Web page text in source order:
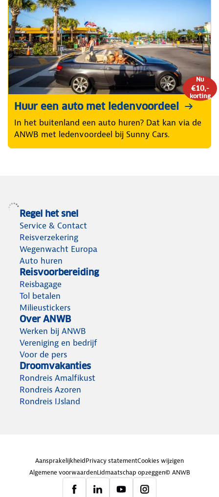
Nu
€10,-
korting
Huur een auto met ledenvoordeel
In het buitenland een auto huren? Dat kan via de
ANWB met ledenvoordeel bij Sunny Cars.
Regel het snel
Service & Contact
Reisverzekering
Wegenwacht Europa
Auto huren
Reisvoorbereiding
Reisbagage
Tol betalen
Milieustickers
Over ANWB
Werken bij ANWB
Vereniging en bedrijf
Voor de pers
Droomvakanties
Rondreis Amalfikust
Rondreis Azoren
Rondreis IJsland
AansprakelijkheidPrivacy statementCookies wijzigen
Algemene voorwaardenLidmaatschap opzeggen© ANWB